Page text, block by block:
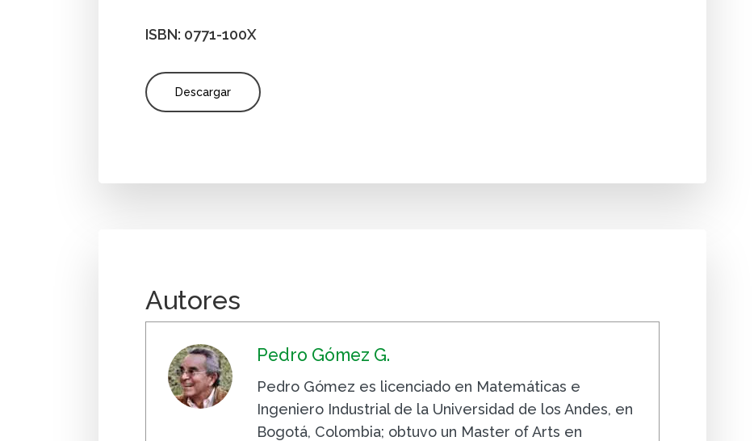
ISBN: 0771-100X
Descargar
Autores
Pedro Gómez G.
Pedro Gómez es licenciado en Matemáticas e
Ingeniero Industrial de la Universidad de los Andes, en
Bogotá, Colombia; obtuvo un Master of Arts en